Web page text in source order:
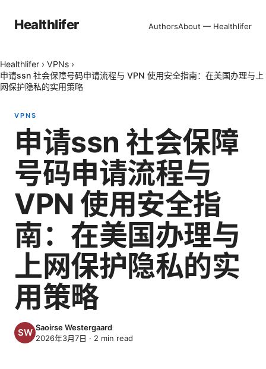
Healthlifer AuthorsAbout — Healthlifer
Healthlifer › VPNs ›
申请ssn 社会保障号码申请流程与 VPN 使用安全指南：在美国办理与上
网保护隐私的实用策略
VPNS
申请ssn 社会保障
号码申请流程与
VPN 使用安全指
南：在美国办理与
上网保护隐私的实
用策略
Saoirse Westergaard
2026年3月7日 · 2 min read